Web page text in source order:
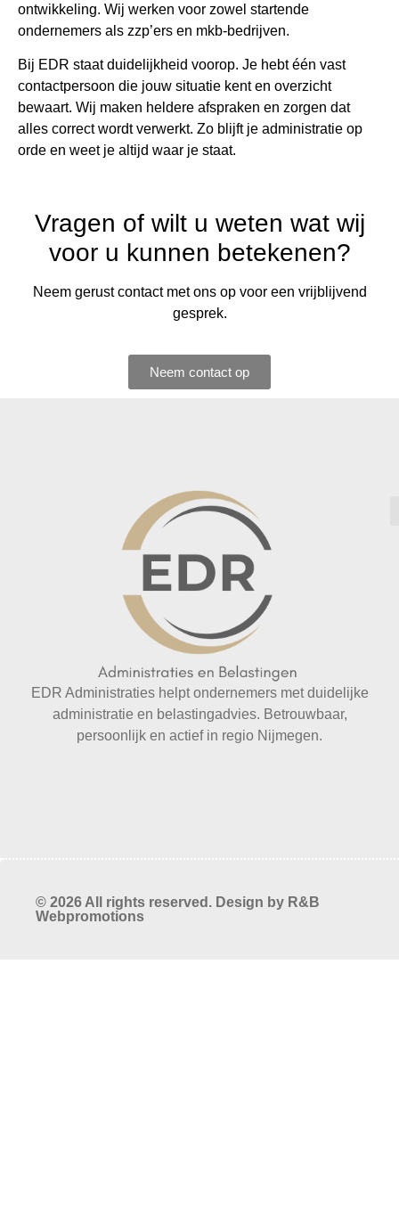
ontwikkeling. Wij werken voor zowel startende
ondernemers als zzp’ers en mkb-bedrijven.
Bij EDR staat duidelijkheid voorop. Je hebt één vast
contactpersoon die jouw situatie kent en overzicht
bewaart. Wij maken heldere afspraken en zorgen dat
alles correct wordt verwerkt. Zo blijft je administratie op
orde en weet je altijd waar je staat.
Vragen of wilt u weten wat wij
voor u kunnen betekenen?
Neem gerust contact met ons op voor een vrijblijvend
gesprek.
Neem contact op
EDR Administraties helpt ondernemers met duidelijke
administratie en belastingadvies. Betrouwbaar,
persoonlijk en actief in regio Nijmegen.
© 2026 All rights reserved. Design by R&B
Webpromotions